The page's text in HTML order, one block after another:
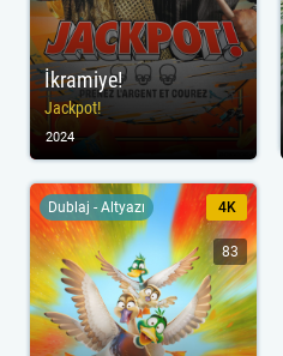
İkramiye!
Jackpot!
2024
Dublaj - Altyazı 4K
83